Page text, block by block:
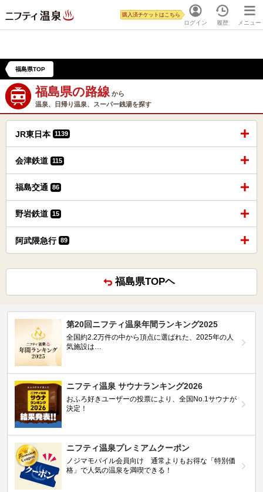
ログイン
購入済チケットはこちら
履歴 メニュー
福島県TOP
福島県の路線 から
温泉、日帰り温泉、スーパー銭湯を探す
JR東日本 1139
会津鉄道 115
福島交通 86
野岩鉄道 15
阿武隈急行 89
福島県TOPヘ
第20回ニフティ温泉年間ランキング2025
全国約2.2万件の中から頂点に選ばれた、2025年の人
気施設は…
ニフティ温泉 サウナランキング2026
おふろ好きユーザーの投票により、全国No.1サウナが
決定！
ニフティ温泉プレミアムクーポン
ノジマモバイル会員向け 通常よりもお得な「特別価
格」で人気の温泉を満喫できる！